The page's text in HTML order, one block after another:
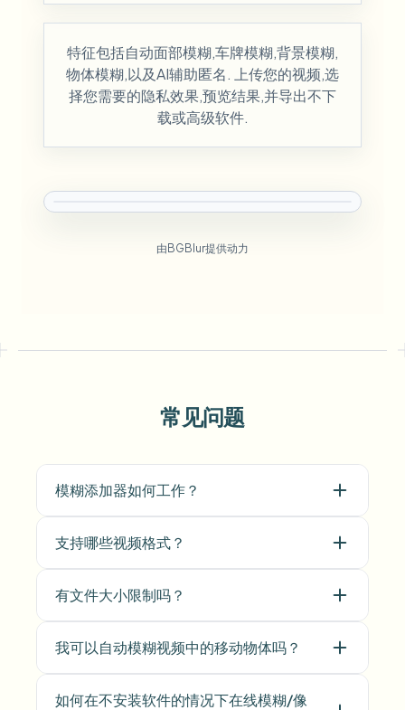
特征包括自动面部模糊,车牌模糊,背景模糊,
物体模糊,以及AI辅助匿名. 上传您的视频,选
择您需要的隐私效果,预览结果,并导出不下
载或高级软件.
由BGBlur提供动力
常见问题
模糊添加器如何工作？
支持哪些视频格式？
有文件大小限制吗？
我可以自动模糊视频中的移动物体吗？
如何在不安装软件的情况下在线模糊/像